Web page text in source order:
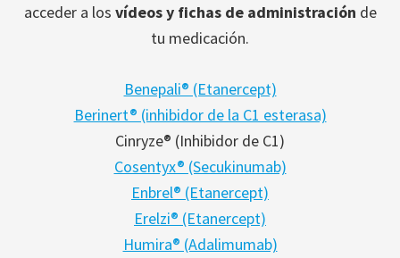
acceder a los vídeos y fichas de administración de
tu medicación.
Benepali® (Etanercept)
Berinert® (inhibidor de la C1 esterasa)
Cinryze® (Inhibidor de C1)
Cosentyx® (Secukinumab)
Enbrel® (Etanercept)
Erelzi® (Etanercept)
Humira® (Adalimumab)